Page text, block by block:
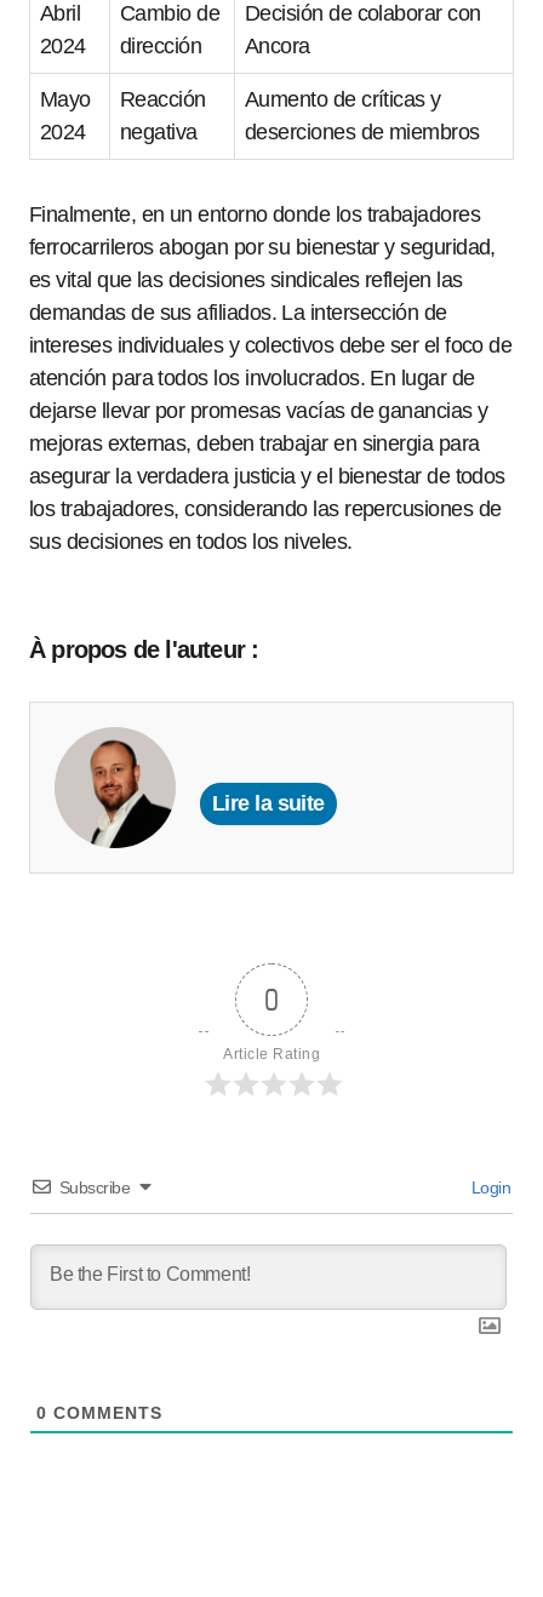
Abril
2024
Cambio de
dirección
Decisión de colaborar con
Ancora
Mayo
2024
Reacción
negativa
Aumento de críticas y
deserciones de miembros
Finalmente, en un entorno donde los trabajadores
ferrocarrileros abogan por su bienestar y seguridad,
es vital que las decisiones sindicales reflejen las
demandas de sus afiliados. La intersección de
intereses individuales y colectivos debe ser el foco de
atención para todos los involucrados. En lugar de
dejarse llevar por promesas vacías de ganancias y
mejoras externas, deben trabajar en sinergia para
asegurar la verdadera justicia y el bienestar de todos
los trabajadores, considerando las repercusiones de
sus decisiones en todos los niveles.
À propos de l'auteur :
Lire la suite
0
Article Rating
Subscribe Login
0 COMMENTS